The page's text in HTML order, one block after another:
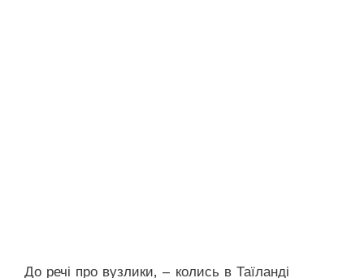
До речі про вузлики, – колись в Таїланді